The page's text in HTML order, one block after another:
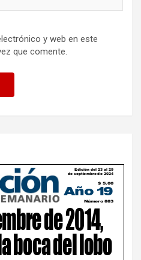
y web en este
que comente.